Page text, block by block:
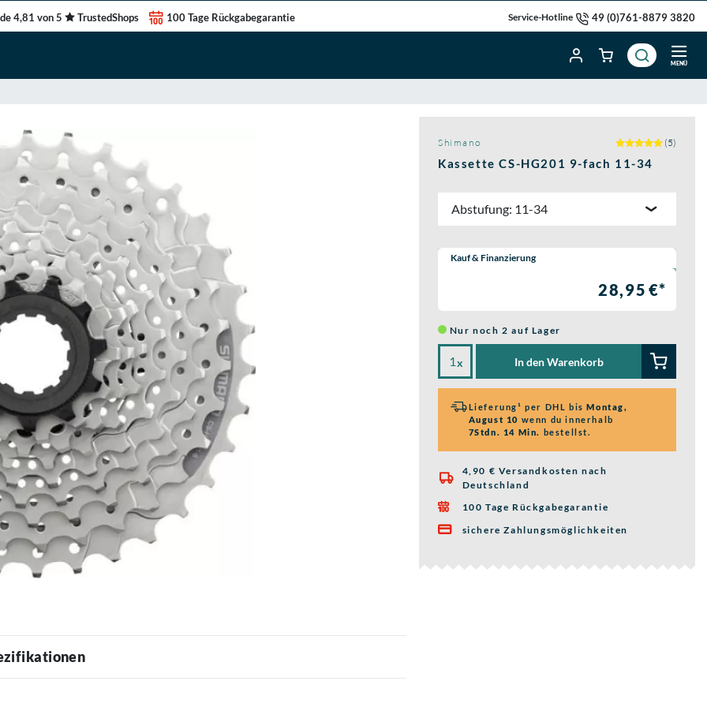
4,81 von 5 TrustedShops 100 Tage Rückgabegarantie Service-Hotline 49 (0)761-8879 3820
MENÜ
Shimano (5)
Kassette CS-HG201 9-fach 11-34
Abstufung: 11-34
Wähle eine Preisoption:
Kauf & Finanzierung
28,95 €*
Nur noch 2 auf Lager
x In den Warenkorb
Lieferung¹ per DHL bisMontag,
August 10 wenn du innerhalb
7Stdn. 14 Min.
bestellst.

4,90 € Versandkosten nach
Deutschland
 100 Tage Rückgabegarantie
 sichere Zahlungsmöglichkeiten